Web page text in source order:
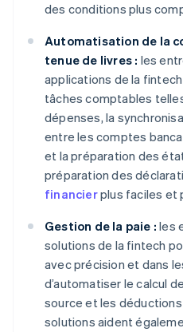
des conditions plus
Automatisation de la
tenue de livres : les
applications de la
tâches comptables
dépenses, la
entre les comptes
et la préparation des
préparation des
financierplus faciles et
Gestion de la paie : les
solutions de la fintech
avec précision et dans
d’automatiser le calcul
source et les
solutions aident